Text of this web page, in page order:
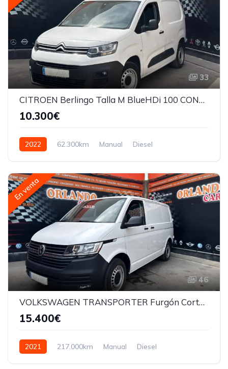
33
CITROEN Berlingo Talla M BlueHDi 100 CONTROL
10.300€
2022 62.300km Manual Diesel
En venta
46
VOLKSWAGEN TRANSPORTER Furgón Corto TN 2.0 TDI 150cv 4MO
15.400€
2021 217.000km Manual Diesel